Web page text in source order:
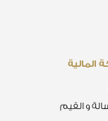
المالية
و القيم